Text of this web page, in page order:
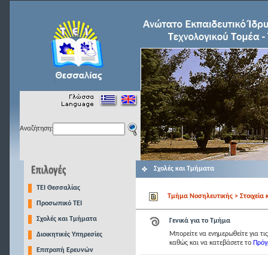
Αναζήτηση:
TEI Θεσσαλίας
Προσωπικό ΤΕΙ
Σχολές και Τμήματα
Διοικητικές Υπηρεσίες
Επιτροπή Ερευνών
Σχολές και Τμήματα
Τμήμα Νοσηλευτικής > Στοιχεία
Γενικά για το Τμήμα
Μπορείτε να ενημερωθείτε για
καθώς και να κατεβάσετε το